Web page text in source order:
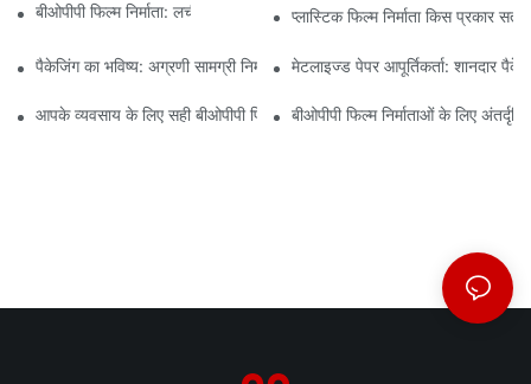
बीओपीपी फिल्म निर्माता: लचीली पैकेजिंग की रीढ़ की हड्डीप्लास्टिक फिल्म निर्माता किस प्रकार
पैकेजिंग का भविष्य: अग्रणी सामग्री निर्माताओं से अंतर्दृष्टिमेटलाइज्ड पेपर आपूर्तिकर्ता: शानदार
आपके व्यवसाय के लिए सही बीओपीपी फिल्म आपूर्तिकर्ता का चयन क्यों महत्वपूर्ण है?
बीओपीपी फिल्म निर्माताओं के लिए